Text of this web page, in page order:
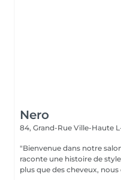
Nero
84, Grand-Rue Ville-Haute
"Bienvenue dans notre
raconte une histoire de
plus que des cheveux, nous